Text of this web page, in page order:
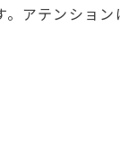
アテンショ